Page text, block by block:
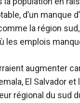
d’un
la région
les emplois
augmenter
El Salvador
régional du sud